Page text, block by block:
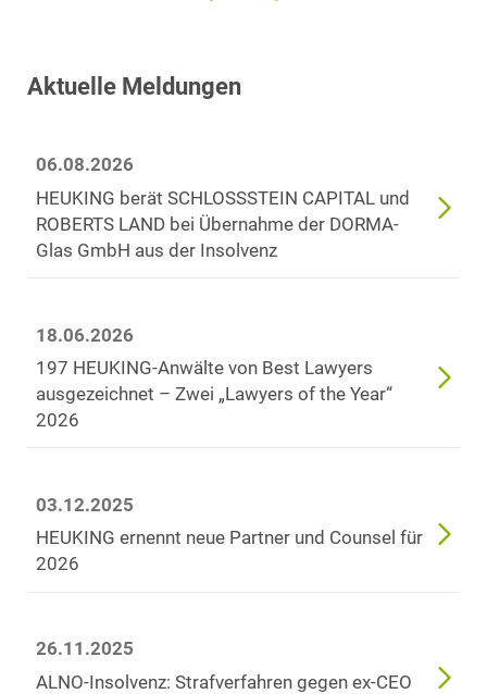
Aktuelle Meldungen
06.08.2026
HEUKING berät SCHLOSSSTEIN CAPITAL und
ROBERTS LAND bei Übernahme der DORMA-
Glas GmbH aus der Insolvenz
18.06.2026
197 HEUKING-Anwälte von Best Lawyers
ausgezeichnet – Zwei „Lawyers of the Year“
2026
03.12.2025
HEUKING ernennt neue Partner und Counsel für
2026
26.11.2025
ALNO-Insolvenz: Strafverfahren gegen ex-CEO